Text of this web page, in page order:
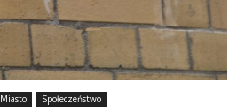
Miasto Społeczeństwo